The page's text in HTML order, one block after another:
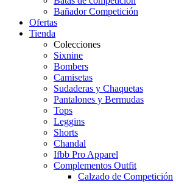
Bañador Competición
Ofertas
Tienda
Colecciones
Sixnine
Bombers
Camisetas
Sudaderas y Chaquetas
Pantalones y Bermudas
Tops
Leggins
Shorts
Chandal
Ifbb Pro Apparel
Complementos Outfit
Calzado de Competición